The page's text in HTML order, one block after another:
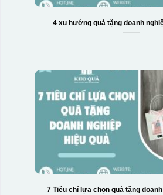
4 xu hướng quà tặng doanh
7 Tiêu chí lựa chọn quà tặng